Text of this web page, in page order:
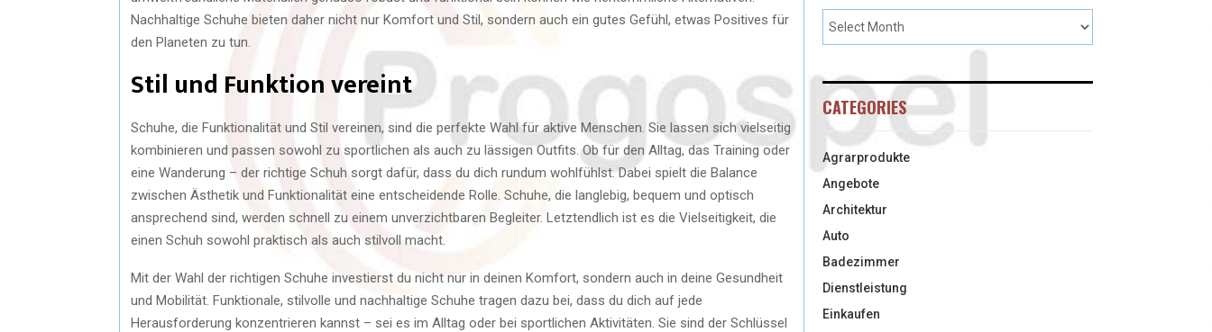
Nachhaltige Schuhe bieten daher nicht nur Komfort und Stil, sondern auch ein gutes Gefühl, etwas Positives für
den Planeten zu tun.
Stil und Funktion vereint
Schuhe, die Funktionalität und Stil vereinen, sind die perfekte Wahl für aktive Menschen. Sie lassen sich vielseitig
kombinieren und passen sowohl zu sportlichen als auch zu lässigen Outfits. Ob für den Alltag, das Training oder
eine Wanderung – der richtige Schuh sorgt dafür, dass du dich rundum wohlfühlst. Dabei spielt die Balance
zwischen Ästhetik und Funktionalität eine entscheidende Rolle. Schuhe, die langlebig, bequem und optisch
ansprechend sind, werden schnell zu einem unverzichtbaren Begleiter. Letztendlich ist es die Vielseitigkeit, die
einen Schuh sowohl praktisch als auch stilvoll macht.
Mit der Wahl der richtigen Schuhe investierst du nicht nur in deinen Komfort, sondern auch in deine Gesundheit
und Mobilität. Funktionale, stilvolle und nachhaltige Schuhe tragen dazu bei, dass du dich auf jede
Herausforderung konzentrieren kannst – sei es im Alltag oder bei sportlichen Aktivitäten. Sie sind der Schlüssel
CATEGORIES
Agrarprodukte
Angebote
Architektur
Auto
Badezimmer
Dienstleistung
Einkaufen